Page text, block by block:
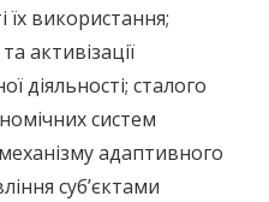
їх використання;
активізації
діяльності; сталого
систем
адаптивного
суб’єктами